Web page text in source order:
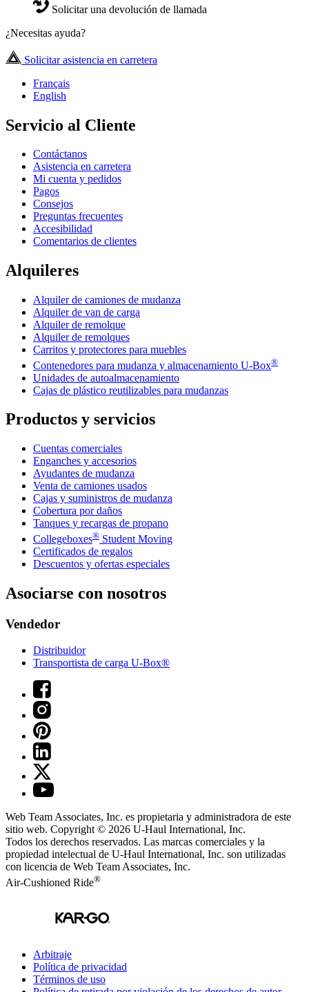
Solicitar una devolución de llamada
¿Necesitas ayuda?
Solicitar asistencia en carretera
Français
English
Servicio al Cliente
Contáctanos
Asistencia en carretera
Mi cuenta y pedidos
Pagos
Consejos
Preguntas frecuentes
Accesibilidad
Comentarios de clientes
Alquileres
Alquiler de camiones de mudanza
Alquiler de van de carga
Alquiler de remolque
Alquiler de remolques
Carritos y protectores para muebles
Contenedores para mudanza y almacenamiento U-Box®
Unidades de autoalmacenamiento
Cajas de plástico reutilizables para mudanzas
Productos y servicios
Cuentas comerciales
Enganches y accesorios
Ayudantes de mudanza
Venta de camiones usados
Cajas y suministros de mudanza
Cobertura por daños
Tanques y recargas de propano
Collegeboxes® Student Moving
Certificados de regalos
Descuentos y ofertas especiales
Asociarse con nosotros
Vendedor
Distribuidor
Transportista de carga U-Box®
Web Team Associates, Inc. es propietaria y administradora de este
sitio web. Copyright © 2026 U-Haul International, Inc.
Todos los derechos reservados. Las marcas comerciales y la
propiedad intelectual de U-Haul International, Inc. son utilizadas
con licencia de Web Team Associates, Inc.
Air-Cushioned Ride®
Arbitraje
Política de privacidad
Términos de uso